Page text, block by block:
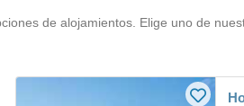
de alojamientos. Elige uno de